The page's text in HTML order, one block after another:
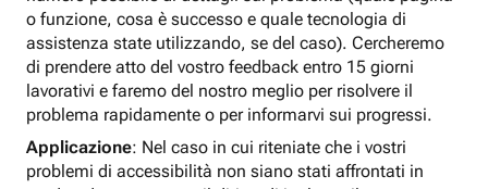
o funzione, cosa è successo e quale tecnologia di
assistenza state utilizzando, se del caso). Cercheremo
di prendere atto del vostro feedback entro 15 giorni
lavorativi e faremo del nostro meglio per risolvere il
problema rapidamente o per informarvi sui progressi.
Applicazione: Nel caso in cui riteniate che i vostri
problemi di accessibilità non siano stati affrontati in